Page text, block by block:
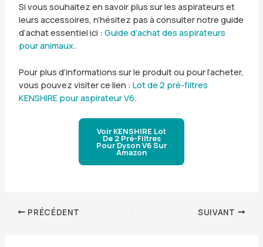
Si vous souhaitez en savoir plus sur les aspirateurs et
leurs accessoires, n’hésitez pas à consulter notre guide
d’achat essentiel ici : Guide d’achat des aspirateurs
pour animaux.
Pour plus d’informations sur le produit ou pour l’acheter,
vous pouvez visiter ce lien : Lot de 2 pré-filtres
KENSHIRE pour aspirateur V6.
Voir KENSHIRE Lot
De 2 Pré-Filtres
Pour Dyson V6 Sur
Amazon
PRÉCÉDENT SUIVANT